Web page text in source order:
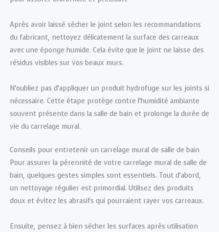
Après avoir laissé sécher le joint selon les recommandations
du fabricant, nettoyez délicatement la surface des carreaux
avec une éponge humide. Cela évite que le joint ne laisse des
résidus visibles sur vos beaux murs.
N’oubliez pas d’appliquer un produit hydrofuge sur les joints si
nécessaire. Cette étape protège contre l’humidité ambiante
souvent présente dans la salle de bain et prolonge la durée de
vie du carrelage mural.
Conseils pour entretenir un carrelage mural de salle de bain
Pour assurer la pérennité de votre carrelage mural de salle de
bain, quelques gestes simples sont essentiels. Tout d’abord,
un nettoyage régulier est primordial. Utilisez des produits
doux et évitez les abrasifs qui pourraient rayer vos carreaux.
Ensuite, pensez à bien sécher les surfaces après utilisation